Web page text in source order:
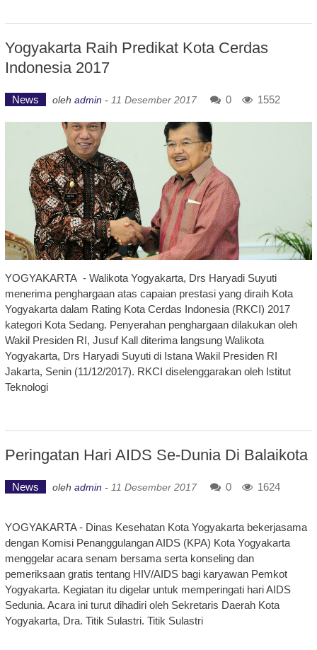
Yogyakarta Raih Predikat Kota Cerdas
Indonesia 2017
News oleh admin - 11 Desember 2017 0 1552
YOGYAKARTA - Walikota Yogyakarta, Drs Haryadi Suyuti
menerima penghargaan atas capaian prestasi yang diraih Kota
Yogyakarta dalam Rating Kota Cerdas Indonesia (RKCI) 2017
kategori Kota Sedang. Penyerahan penghargaan dilakukan oleh
Wakil Presiden RI, Jusuf Kall diterima langsung Walikota
Yogyakarta, Drs Haryadi Suyuti di Istana Wakil Presiden RI
Jakarta, Senin (11/12/2017). RKCI diselenggarakan oleh Istitut
Teknologi
Peringatan Hari AIDS Se-Dunia Di Balaikota
News oleh admin - 11 Desember 2017 0 1624
YOGYAKARTA - Dinas Kesehatan Kota Yogyakarta bekerjasama
dengan Komisi Penanggulangan AIDS (KPA) Kota Yogyakarta
menggelar acara senam bersama serta konseling dan
pemeriksaan gratis tentang HIV/AIDS bagi karyawan Pemkot
Yogyakarta. Kegiatan itu digelar untuk memperingati hari AIDS
Sedunia. Acara ini turut dihadiri oleh Sekretaris Daerah Kota
Yogyakarta, Dra. Titik Sulastri. Titik Sulastri